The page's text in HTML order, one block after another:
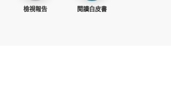
檢視報告 閱讀白皮書